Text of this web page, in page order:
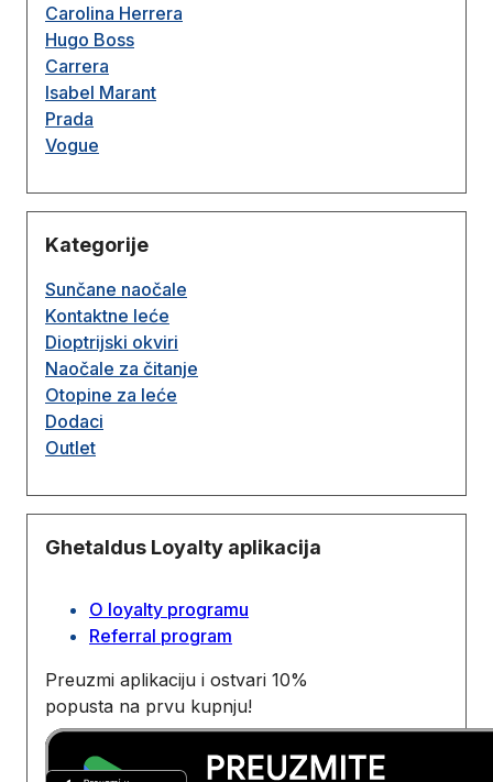
Carolina Herrera
Hugo Boss
Carrera
Isabel Marant
Prada
Vogue
Kategorije
Sunčane naočale
Kontaktne leće
Dioptrijski okviri
Naočale za čitanje
Otopine za leće
Dodaci
Outlet
Ghetaldus Loyalty aplikacija
O loyalty programu
Referral program
Preuzmi aplikaciju i ostvari 10%
popusta na prvu kupnju!